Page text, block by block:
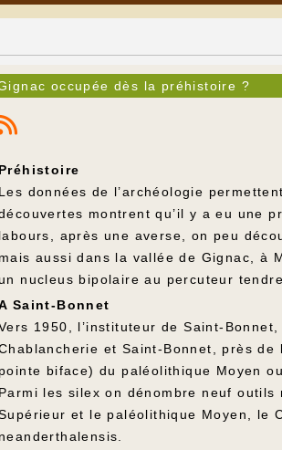
occupée dès la préhistoire ?
Préhistoire
Les données de l’archéologie
montrent qu’il y a eu une
labours, après une averse, on peu
mais aussi dans la vallée de Gignac, à
un nucleus bipolaire au percuteur
Saint-Bonnet
1950, l’instituteur de Saint-
et Saint-Bonnet, près
pointe biface) du paléolithique Moyen
Parmi les silex on dénombre neuf
et le paléolithique Moyen, le
neanderthalensis.